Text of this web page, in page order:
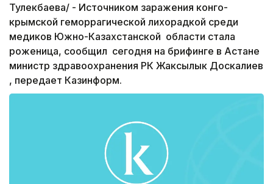
Тулекбаева/ - Источником заражения конго-
крымской геморрагической лихорадкой среди
медиков Южно-Казахстанской области стала
роженица, сообщил сегодня на брифинге в Астане
министр здравоохранения РК Жаксылык Доскалиев
, передает Казинформ.